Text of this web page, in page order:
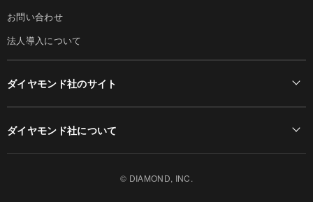
お問い合わせ
法人導入について
ダイヤモンド社のサイト
ダイヤモンド社について
© DIAMOND, INC.